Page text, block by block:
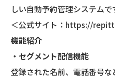
しい自動予約管理システムで
＜公式サイト： https://
機能紹介
・セグメント配信機能
登録された名前、電話番号